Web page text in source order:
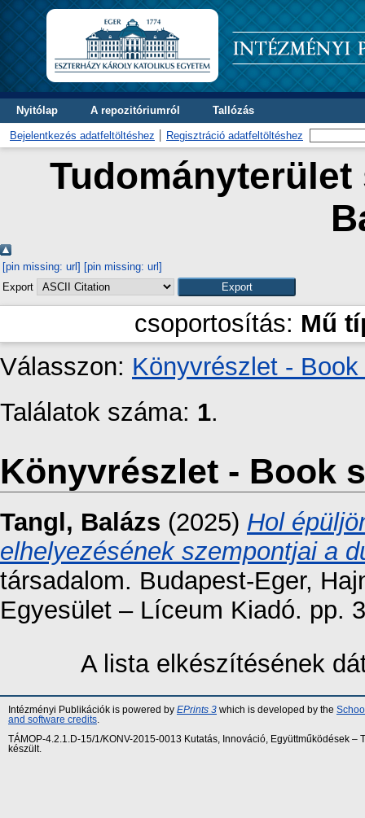
Nyitólap A repozitóriumról Tallózás
Bejelentkezés adatfeltöltéshez Regisztráció adatfeltöltéshez
[pin missing: url] [pin missing: url]
Export
csoportosítás: Mű
Válasszon: Könyvrészlet -
Találatok száma: 1.
Könyvrészlet - Book
Tangl, Balázs (2025) Hol
elhelyezésének szempontjai a
társadalom. Budapest-Eger,
Egyesület – Líceum Kiadó. pp.
A lista elkészítésének
Intézményi Publikációk is powered by EPrints 3 which is developed by the
and software credits
TÁMOP-4.2.1.D-15/1/KONV-2015-0013 Kutatás, Innováció, Együttműködések
készült.